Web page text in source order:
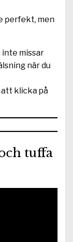
perfekt, men
inte missar
när du
att klicka på
tuffa